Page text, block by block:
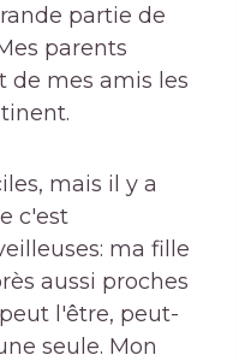
partie de
parents
de mes amis les
mais il y a
c'est
ma fille
aussi proches
l'être, peut-
seule. Mon